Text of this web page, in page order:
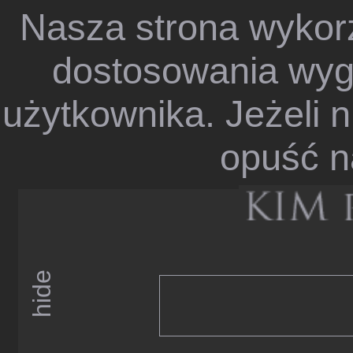
Nasza strona
dostosowania
użytkownika. Jeżeli
opuść
hide